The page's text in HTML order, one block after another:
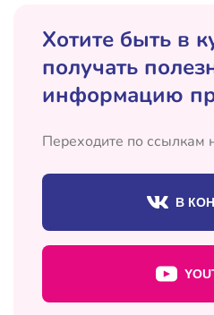
Хотите быть в
получать
информацию
Переходите по ссылкам
В